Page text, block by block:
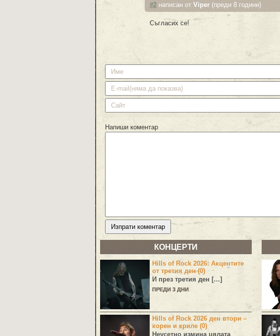
#2 написан от Viper (преди 8 години)
Съгласих се!
Напиши коментар
КОНЦЕРТИ
Hills of Rock 2026: Акцентите
от третия ден (0)
И през третия ден […]
ПРЕДИ 3 ДНИ
Hills of Rock 2026 ден втори –
корен и криле (0)
Неусетно измина цялата